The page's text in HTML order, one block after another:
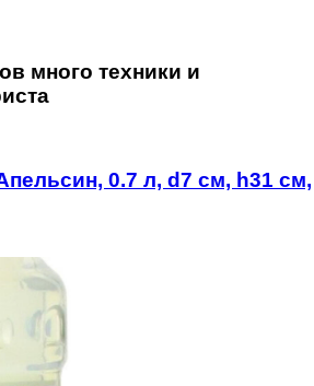
много техники и
0.7 л, d7 см, h31 см,